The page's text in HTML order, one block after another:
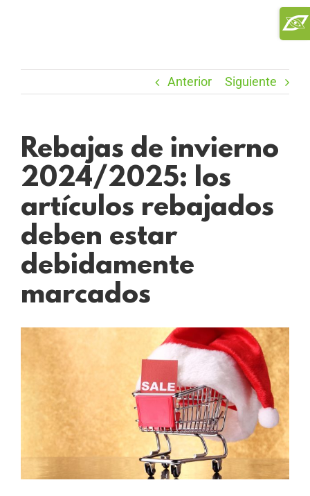
Anterior Siguiente
Rebajas de invierno
2024/2025: los
artículos rebajados
deben estar
debidamente
marcados
Area